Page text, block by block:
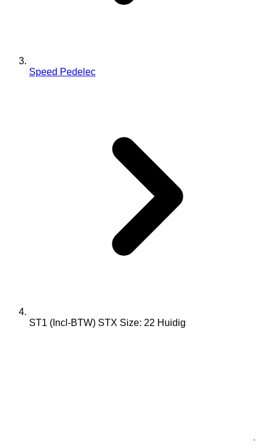
Speed Pedelec
ST1 (Incl-BTW) STX Size: 22 Huidig